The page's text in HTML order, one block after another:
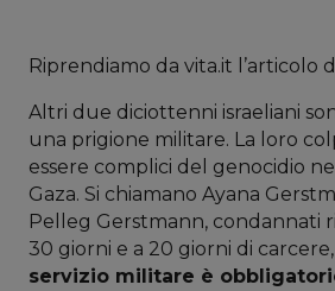
Riprendiamo da vita.it l’articolo
Altri due diciottenni israeliani
una prigione militare. La loro
essere complici del genocidio
Gaza. Si chiamano Ayana
Pelleg Gerstmann, condannati
30 giorni e a 20 giorni di carcere,
servizio militare è